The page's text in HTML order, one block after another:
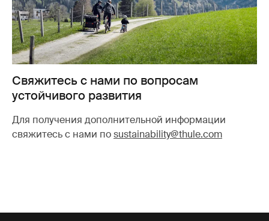
Свяжитесь с нами по вопросам
устойчивого развития
Для получения дополнительной информации
свяжитесь с нами поsustainability@thule.com